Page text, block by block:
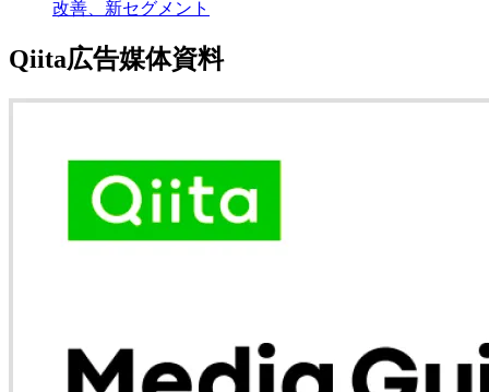
改善、新セグメント
Qiita広告媒体資料